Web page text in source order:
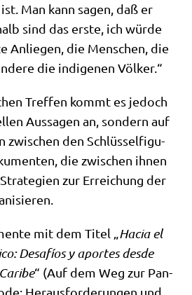
Man kann sagen, daß er
sind das erste, ich wür­de
Anlie­gen, die Men­schen, die
die indi­ge­nen Völker.“
Tref­fen kommt es jedoch
Aus­sa­gen an, son­dern auf
zwi­schen den Schlüs­sel­fi­gu­
die zwi­schen ihnen
zur Errei­chung der
mit dem Titel „ Hacia el
Desafí­os y apor­tes des­de
“ (Auf dem Weg zur Pan-
Her­aus­for­de­run­gen und